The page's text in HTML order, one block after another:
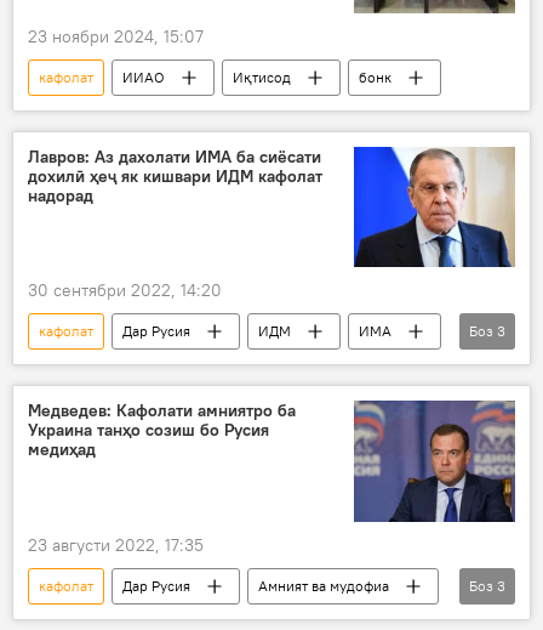
23 ноябри 2024, 15:07
кафолат ИИАО Иқтисод бонк
Лавров: Аз дахолати ИМА ба сиёсати
дохилӣ ҳеҷ як кишвари ИДМ кафолат
надорад
30 сентябри 2022, 14:20
кафолат Дар Русия ИДМ
ИМА
Сиёсат
Сергей Лавров
вазири хориҷа
Боз 3
Медведев: Кафолати амниятро ба
Украина танҳо созиш бо Русия
медиҳад
23 августи 2022, 17:35
кафолат Дар Русия
Амният ва мудофиа
Украина
Дмитрий Медведев
Боз 3